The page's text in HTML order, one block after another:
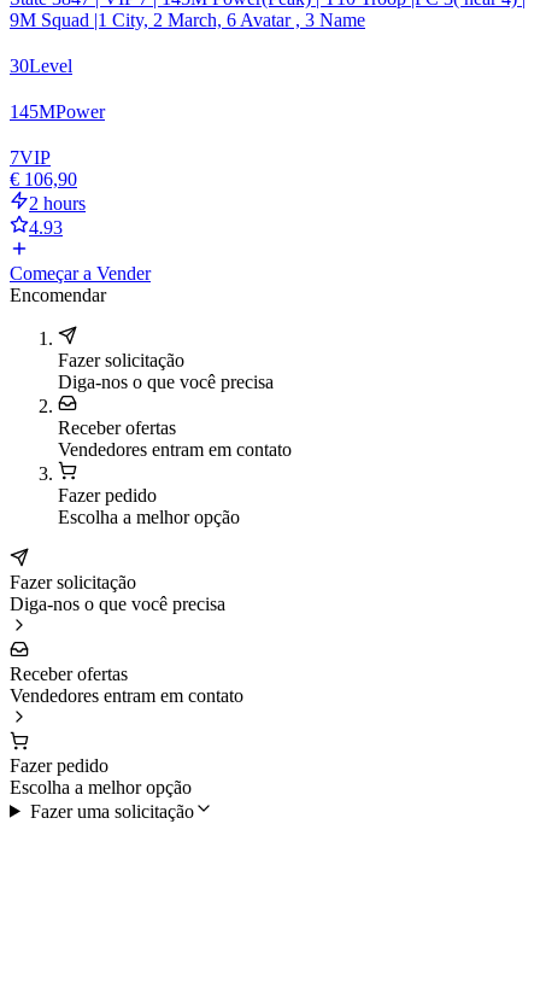
9M Squad |1 City, 2 March, 6 Avatar , 3 Name
30Level
145MPower
7VIP
€ 106,90
2 hours
4.93
Começar a Vender
Encomendar
Fazer solicitação
Diga-nos o que você precisa
Receber ofertas
Vendedores entram em contato
Fazer pedido
Escolha a melhor opção
Fazer solicitação
Diga-nos o que você precisa
Receber ofertas
Vendedores entram em contato
Fazer pedido
Escolha a melhor opção
Fazer uma solicitação